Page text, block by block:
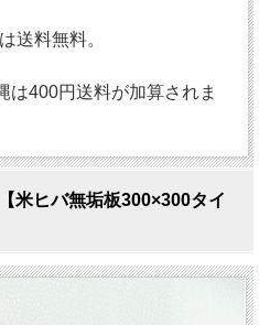
送料無料。
は400円送料が加算されま
米ヒバ無垢板300×300タイ